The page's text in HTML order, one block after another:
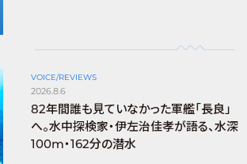
VOICE/REVIEWS
2026.8.6
82年間誰も見ていなかった軍艦「長良」
へ。水中探検家・伊左治佳孝が語る、水深
100m・162分の潜水